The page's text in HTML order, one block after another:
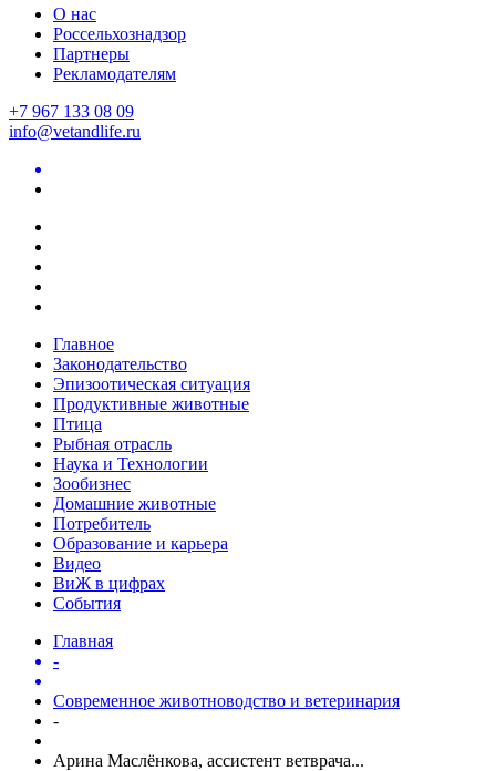
О нас
Россельхознадзор
Партнеры
Рекламодателям
+7 967 133 08 09
info@vetandlife.ru
Главное
Законодательство
Эпизоотическая ситуация
Продуктивные животные
Птица
Рыбная отрасль
Наука и Технологии
Зообизнес
Домашние животные
Потребитель
Образование и карьера
Видео
ВиЖ в цифрах
События
Главная
-
Современное животноводство и ветеринария
-
Арина Маслёнкова, ассистент ветврача...